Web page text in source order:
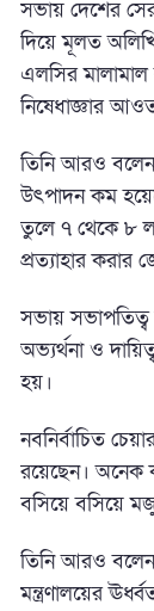
সভায় দেশের
দিয়ে মূলত
এলসির মালামাল
নিষেধাজ্ঞার
তিনি আরও
উৎপাদন কম
তুলে ৭ থেকে ৮
প্রত্যাহার করার
সভায়
অভ্যর্থনা ও
হয়।
নবনির্বাচিত
রয়েছেন। অনেক
বসিয়ে বসিয়ে
তিনি আরও বলেন,
মন্ত্রণালয়ের